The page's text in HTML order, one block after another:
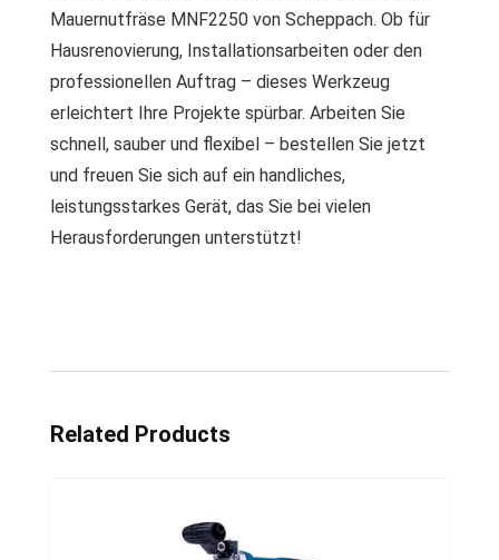
Mauernutfräse MNF2250 von Scheppach. Ob für
Hausrenovierung, Installationsarbeiten oder den
professionellen Auftrag – dieses Werkzeug
erleichtert Ihre Projekte spürbar. Arbeiten Sie
schnell, sauber und flexibel – bestellen Sie jetzt
und freuen Sie sich auf ein handliches,
leistungsstarkes Gerät, das Sie bei vielen
Herausforderungen unterstützt!
Related Products